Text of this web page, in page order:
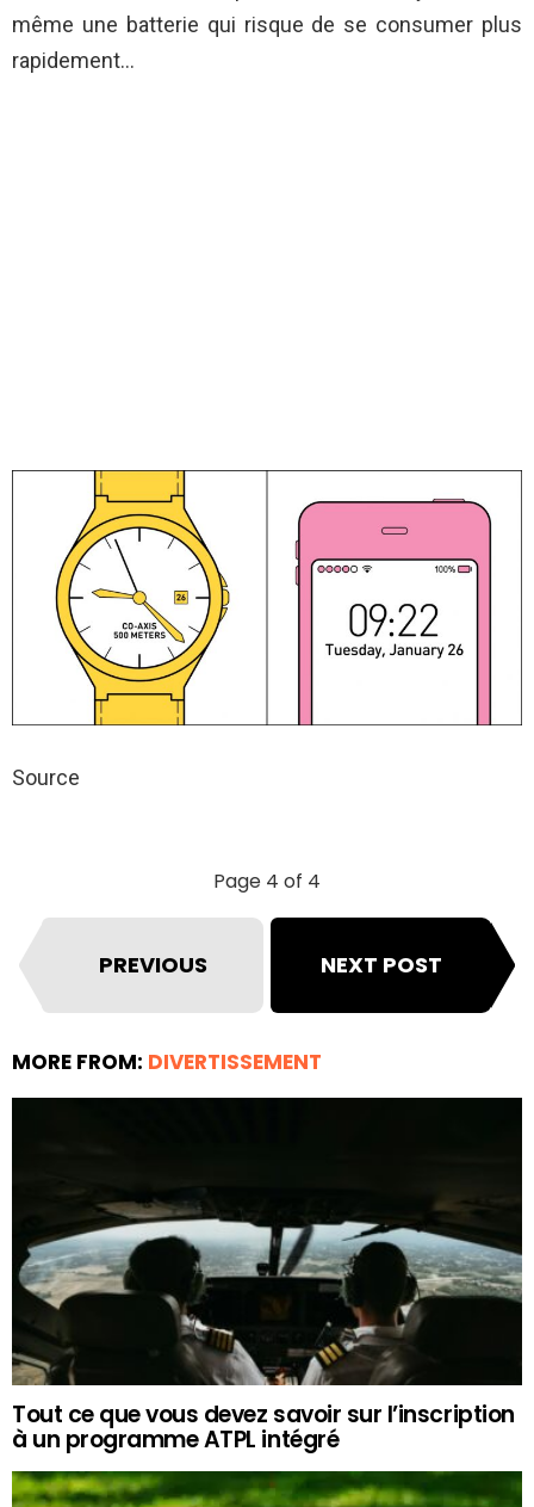
même une batterie qui risque de se consumer plus
rapidement…
Source
Page 4 of 4
PREVIOUS NEXT POST
MORE FROM: DIVERTISSEMENT
Tout ce que vous devez savoir sur l’inscription
à un programme ATPL intégré